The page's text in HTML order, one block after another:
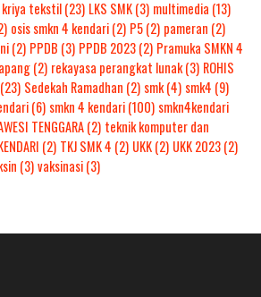
kriya tekstil(23) LKS SMK(3) multimedia (13)
osis smkn 4 kendari(2) P5(2) pameran (2)
(2) PPDB (3) PPDB 2023(2) Pramuka SMKN 4
(2) rekayasa perangkat lunak(3) ROHIS
(23) Sedekah Ramadhan (2) smk(4) smk4 (9)
(6) smkn 4 kendari(100) smkn4kendari
TENGGARA(2) teknik komputer dan
(2) TKJ SMK 4 (2) UKK(2) UKK 2023(2)
(3)vaksinasi(3)